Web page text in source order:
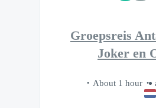
Groepsreis
Joker en
About 1 hour